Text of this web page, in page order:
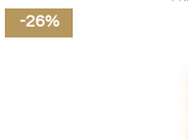
-26%